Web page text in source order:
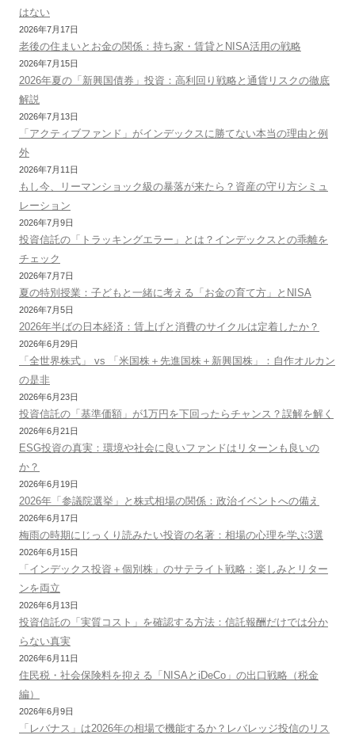
はない
2026年7月17日
老後の住まいとお金の関係：持ち家・賃貸とNISA活用の戦略
2026年7月15日
2026年夏の「新興国債券」投資：高利回り戦略と通貨リスクの徹底
解説
2026年7月13日
「アクティブファンド」がインデックスに勝てない本当の理由と例
外
2026年7月11日
もし今、リーマンショック級の暴落が来たら？資産の守り方シミュ
レーション
2026年7月9日
投資信託の「トラッキングエラー」とは？インデックスとの乖離を
チェック
2026年7月7日
夏の特別授業：子どもと一緒に考える「お金の育て方」とNISA
2026年7月5日
2026年半ばの日本経済：賃上げと消費のサイクルは定着したか？
2026年6月29日
「全世界株式」 vs 「米国株＋先進国株＋新興国株」：自作オルカン
の是非
2026年6月23日
投資信託の「基準価額」が1万円を下回ったらチャンス？誤解を解く
2026年6月21日
ESG投資の真実：環境や社会に良いファンドはリターンも良いの
か？
2026年6月19日
2026年「参議院選挙」と株式相場の関係：政治イベントへの備え
2026年6月17日
梅雨の時期にじっくり読みたい投資の名著：相場の心理を学ぶ3選
2026年6月15日
「インデックス投資＋個別株」のサテライト戦略：楽しみとリター
ンを両立
2026年6月13日
投資信託の「実質コスト」を確認する方法：信託報酬だけでは分か
らない真実
2026年6月11日
住民税・社会保険料を抑える「NISAとiDeCo」の出口戦略（税金
編）
2026年6月9日
「レバナス」は2026年の相場で機能するか？レバレッジ投信のリス